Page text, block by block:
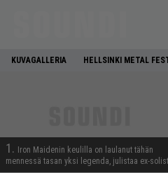
KUVAGALLERIA HELLSINKI METAL
1.
Iron Maidenin keulilla on laulanut tähän
mennessä tasan yksi legenda, julistaa ex-